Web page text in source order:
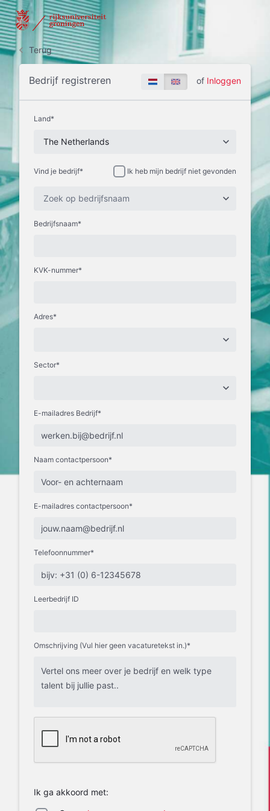
Terug
Bedrijf registreren of Inloggen
The Netherlands
Land*
Zoek op bedrijfsnaam
Vind je bedrijf* Ik heb mijn bedrijf niet gevonden
Bedrijfsnaam*
KVK-nummer*
Adres*
Sector*
E-mailadres Bedrijf*
Naam contactpersoon*
E-mailadres contactpersoon*
Telefoonnummer*
Leerbedrijf ID
Omschrijving (Vul hier geen vacaturetekst in.)*
Ik ga akkoord met: